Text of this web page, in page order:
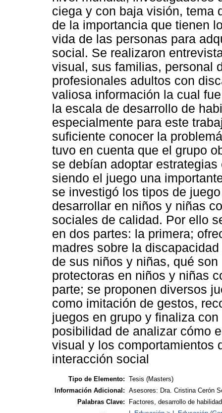
ciega y con baja visión, tema
de la importancia que tienen
vida de las personas para
social. Se realizaron
visual, sus familias, personal
profesionales adultos con
valiosa información la cual
la escala de desarrollo de
especialmente para este
suficiente conocer la
tuvo en cuenta que el grupo
se debían adoptar
siendo el juego una
se investigó los tipos de
desarrollar en niños y niñas
sociales de calidad. Por ello
en dos partes: la primera;
madres sobre la
de sus niños y niñas, qué
protectoras en niños y niñas
parte; se proponen diversos
como imitación de gestos,
juegos en grupo y finaliza
posibilidad de analizar cómo
visual y los comportamientos
interacción social
Tipo de Elemento: Tesis (Masters)
Información Adicional: Asesores: Dra. Cristina Cerón
Palabras Clave:
Factores, desarrollo de